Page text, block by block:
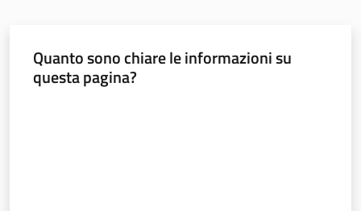
Quanto sono chiare le informazioni su
questa pagina?